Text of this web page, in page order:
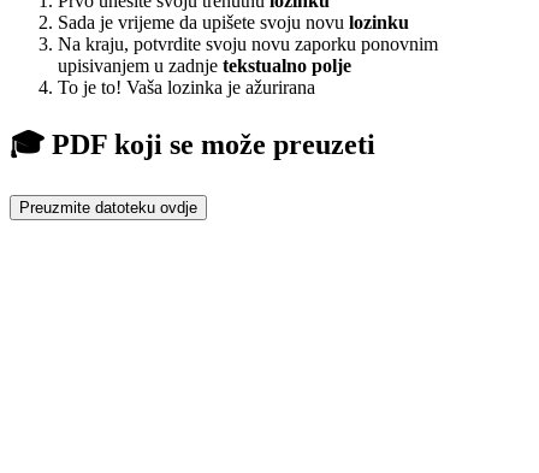
Sada je vrijeme da upišete svoju novu lozinku
Na kraju, potvrdite svoju novu zaporku ponovnim
upisivanjem u zadnje tekstualno polje
To je to! Vaša lozinka je ažurirana
🎓 PDF koji se može preuzeti
Preuzmite datoteku ovdje